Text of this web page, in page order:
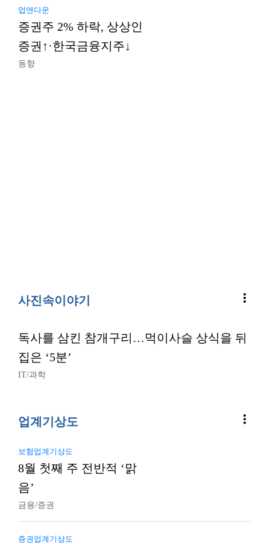
업앤다운
증권주 2% 하락, 상상인
증권↑·한국금융지주↓
동향
사진속이야기 more_vert
독사를 삼킨 참개구리…먹이사슬 상식을 뒤
집은 ‘5분’
IT/과학
업계기상도 more_vert
보험업계기상도
8월 첫째 주 전반적 ‘맑
음’
금융/증권
증권업계기상도